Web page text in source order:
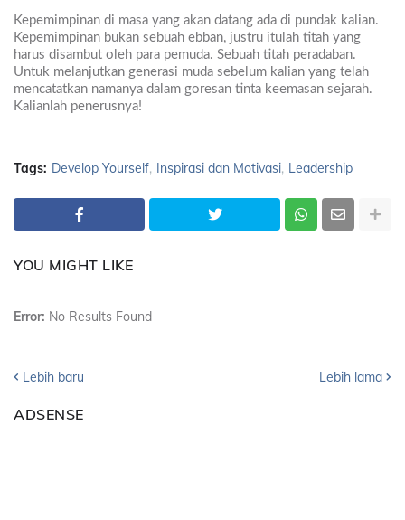
Kepemimpinan di masa yang akan datang ada di pundak kalian.
Kepemimpinan bukan sebuah ebban, justru itulah titah yang
harus disambut oleh para pemuda. Sebuah titah peradaban.
Untuk melanjutkan generasi muda sebelum kalian yang telah
mencatatkan namanya dalam goresan tinta keemasan sejarah.
Kalianlah penerusnya!
Tags: Develop Yourself Inspirasi dan Motivasi Leadership
YOU MIGHT LIKE
Error: No Results Found
Lebih baru Lebih lama
ADSENSE